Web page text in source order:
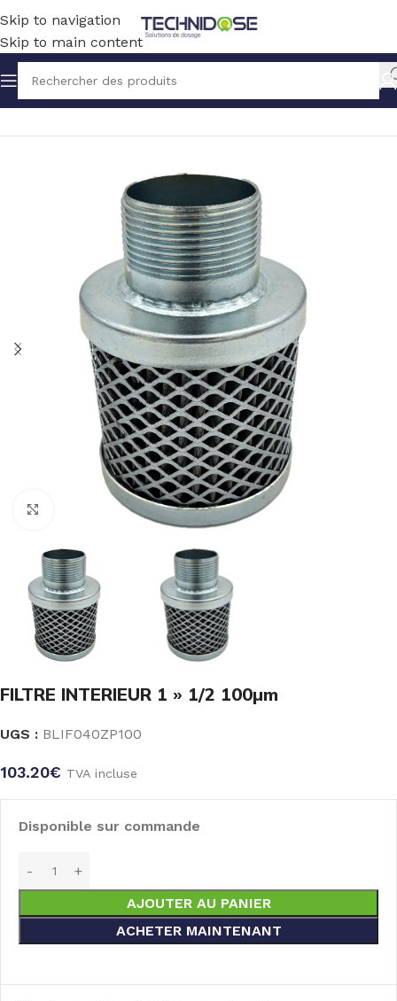
Skip to navigation
Skip to main content
Accueil BLOWERS ACCESSOIRES / PIECES DETACHEES
Click to enlarge
FILTRE INTERIEUR 1 » 1/2 100µm
UGS : BLIF040ZP100
103.20€ TVA incluse
Disponible sur commande
AJOUTER AU PANIER
ACHETER MAINTENANT